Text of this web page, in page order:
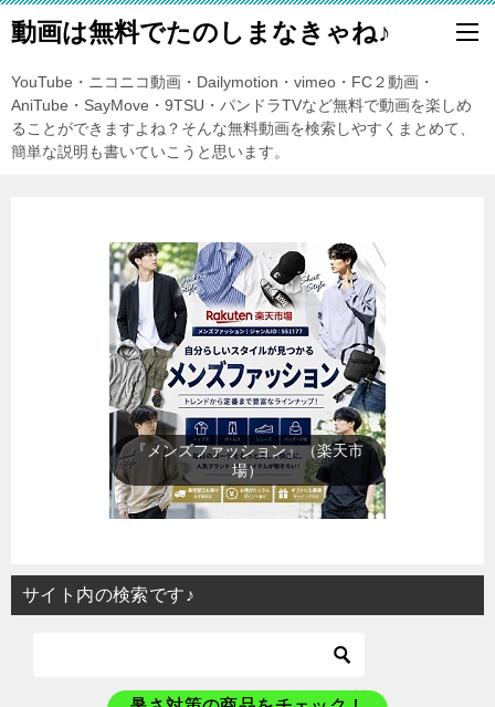
動画は無料でたのしまなきゃね♪
YouTube・ニコニコ動画・Dailymotion・vimeo・FC２動画・
AniTube・SayMove・9TSU・パンドラTVなど無料で動画を楽しめ
ることができますよね？そんな無料動画を検索しやすくまとめて、
簡単な説明も書いていこうと思います。
『レディースファッション』（楽
天市場）
サイト内の検索です♪